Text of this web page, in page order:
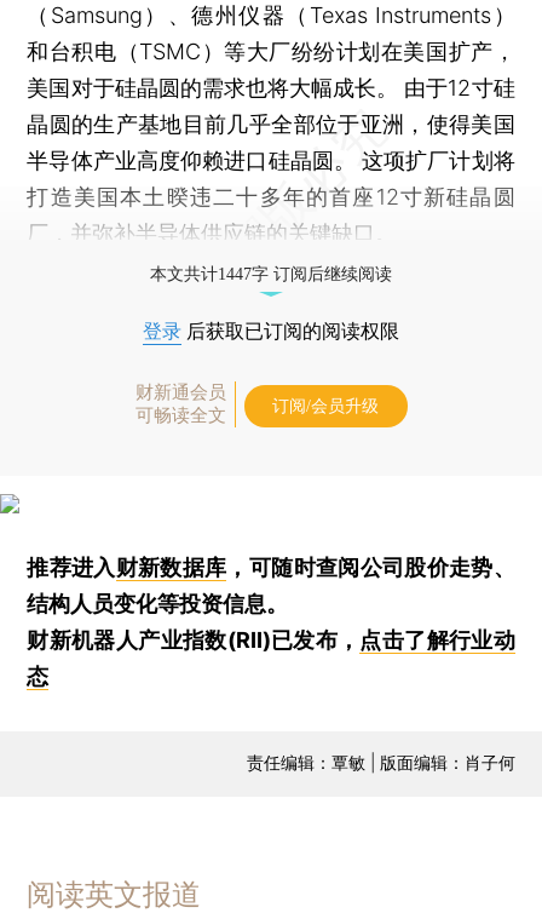
（Samsung）、德州仪器（Texas Instruments）
和台积电（TSMC）等大厂纷纷计划在美国扩产，
美国对于硅晶圆的需求也将大幅成长。 由于12寸硅
晶圆的生产基地目前几乎全部位于亚洲，使得美国
半导体产业高度仰赖进口硅晶圆。 这项扩厂计划将
打造美国本土暌违二十多年的首座12寸新硅晶圆
厂，并弥补半导体供应链的关键缺口。
本文共计1447字 订阅后继续阅读
登录 后获取已订阅的阅读权限
财新通会员
可畅读全文
订阅/会员升级
推荐进入财新数据库 ，可随时查阅公司股价走势、
结构人员变化等投资信息。
财新机器人产业指数(RII)已发布， 点击了解行业动
态
责任编辑：覃敏 | 版面编辑：肖子何
阅读英文报道